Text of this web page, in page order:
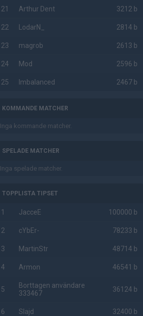
21 Arthur Dent 3212 b
22 LodarN_ 2814 b
23 magrob 2613 b
24 Mod 2596 b
25 Imbalanced 2467 b
KOMMANDE MATCHER
Inga kommande matcher.
SPELADE MATCHER
Inga spelade matcher.
TOPPLISTA TIPSET
1 JacceE 100000 b
2 cYbEr- 78233 b
3 MartinStr 48714 b
4 Armon 46541 b
5
Borttagen användare
333467
36124 b
6 Slajd 32400 b